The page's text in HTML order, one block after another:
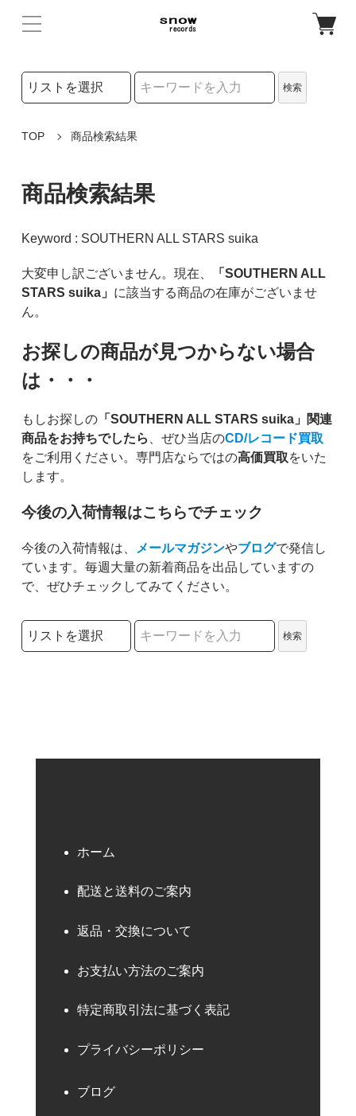
検索リストの選択
検索
TOP 商品検索結果
商品検索結果
Keyword : SOUTHERN ALL STARS suika
大変申し訳ございません。現在、
「SOUTHERN ALL
STARS suika」 に該当する商品の在庫がございませ
ん。
お探しの商品が見つからない場合
は・・・
もしお探しの「SOUTHERN ALL STARS suika」関連
商品をお持ちでしたら 、ぜひ当店のCD/レコード買取
をご利用ください。専門店ならではの高価買取をいた
します。
今後の入荷情報はこちらでチェック
今後の入荷情報は、 メールマガジンやブログで発信し
ています。毎週大量の新着商品を出品していますの
で、ぜひチェックしてみてください。
検索リストの選択
検索
ホーム
配送と送料のご案内
返品・交換について
お支払い方法のご案内
特定商取引法に基づく表記
プライバシーポリシー
ブログ